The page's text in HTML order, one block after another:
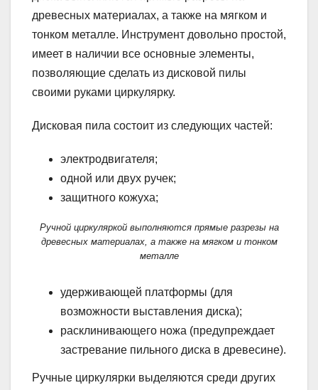
древесных материалах, а также на мягком и
тонком металле. Инструмент довольно простой,
имеет в наличии все основные элементы,
позволяющие сделать из дисковой пилы
своими руками циркулярку.
Дисковая пила состоит из следующих частей:
электродвигателя;
одной или двух ручек;
защитного кожуха;
Ручной циркуляркой выполняются прямые разрезы на
древесных материалах, а также на мягком и тонком
металле
удерживающей платформы (для
возможности выставления диска);
расклинивающего ножа (предупреждает
застревание пильного диска в древесине).
Ручные циркулярки выделяются среди других